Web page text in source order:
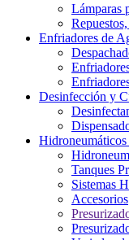
Lámparas
Enfriadores de
Desinfección y
Hidroneumáticos
Tanques
Sistemas
Accesorios